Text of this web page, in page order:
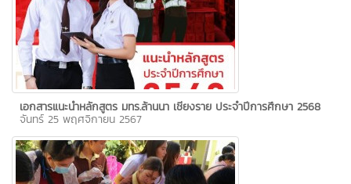
เอกสารแนะนำหลักสูตร มทร.ล้านนา เชียงราย ประจำปีการศึกษา 2568
จันทร์ 25 พฤศจิกายน 2567